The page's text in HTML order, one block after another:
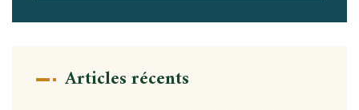
Articles récents